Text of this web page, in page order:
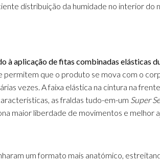
distribuição da humidade no interior do
à aplicação de fitas combinadas elásticas
permitem que o produto se mova com o
vezes. A faixa elástica na cintura na
as fraldas tudo-em-um Super
maior liberdade de movimentos e melhor
um formato mais anatómico,